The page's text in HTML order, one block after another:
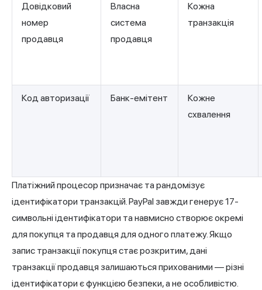
Довідковий
номер
продавця
Власна
система
продавця
Кожна
транзакція
Код авторизації Банк-емітент
Кожне
схвалення
Платіжний процесор призначає та рандомізує
ідентифікатори транзакцій. PayPal завжди генерує 17-
символьні ідентифікатори та навмисно створює окремі
для покупця та продавця для одного платежу. Якщо
запис транзакції покупця стає розкритим, дані
транзакції продавця залишаються прихованими — різні
ідентифікатори є функцією безпеки, а не особливістю.